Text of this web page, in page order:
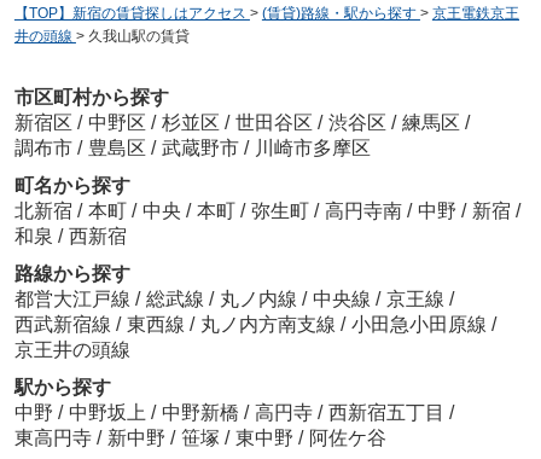
【TOP】新宿の賃貸探しはアクセス > (賃貸)路線・駅から探す > 京王電鉄京王
井の頭線 > 久我山駅の賃貸
市区町村から探す
新宿区 / 中野区 / 杉並区 / 世田谷区 / 渋谷区 / 練馬区 /
調布市 / 豊島区 / 武蔵野市 / 川崎市多摩区
町名から探す
北新宿 / 本町 / 中央 / 本町 / 弥生町 / 高円寺南 / 中野 / 新宿 /
和泉 / 西新宿
路線から探す
都営大江戸線 / 総武線 / 丸ノ内線 / 中央線 / 京王線 /
西武新宿線 / 東西線 / 丸ノ内方南支線 / 小田急小田原線 /
京王井の頭線
駅から探す
中野 / 中野坂上 / 中野新橋 / 高円寺 / 西新宿五丁目 /
東高円寺 / 新中野 / 笹塚 / 東中野 / 阿佐ケ谷